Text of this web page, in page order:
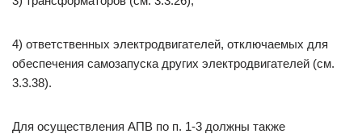
4) ответственных электродвигателей, отключаемых для
обеспечения самозапуска других электродвигателей (см.
3.3.38).
Для осуществления АПВ по п. 1-3 должны также